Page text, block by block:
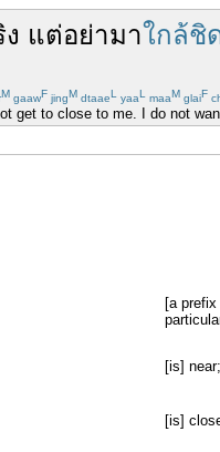
แต่อย่ามาใกล้ชิ
M gaawF jingM dtaaeL yaaL maaM glaiF
get to close to me. I do not
[a
[is]
[is]